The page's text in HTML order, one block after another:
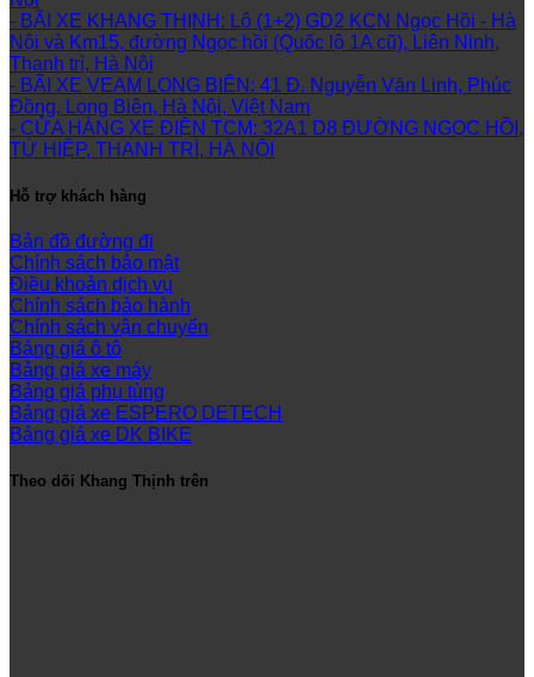
- BÃI XE KHANG THỊNH: Lô (1+2) GD2 KCN Ngọc Hồi - Hà
Nội và Km15, đường Ngọc hồi (Quốc lộ 1A cũ), Liên Ninh,
Thanh trì, Hà Nội
- BÃI XE VEAM LONG BIÊN: 41 Đ. Nguyễn Văn Linh, Phúc
Đồng, Long Biên, Hà Nội, Việt Nam
- CỬA HÀNG XE ĐIỆN TCM: 32A1 D8 ĐƯỜNG NGỌC HỒI,
TỨ HIỆP, THANH TRÌ, HÀ NỘI
Hỗ trợ khách hàng
Bản đồ đường đi
Chính sách bảo mật
Điều khoản dịch vụ
Chính sách bảo hành
Chính sách vận chuyển
Bảng giá ô tô
Bảng giá xe máy
Bảng giá phụ tùng
Bảng giá xe ESPERO DETECH
Bảng giá xe DK BIKE
Theo dõi Khang Thịnh trên